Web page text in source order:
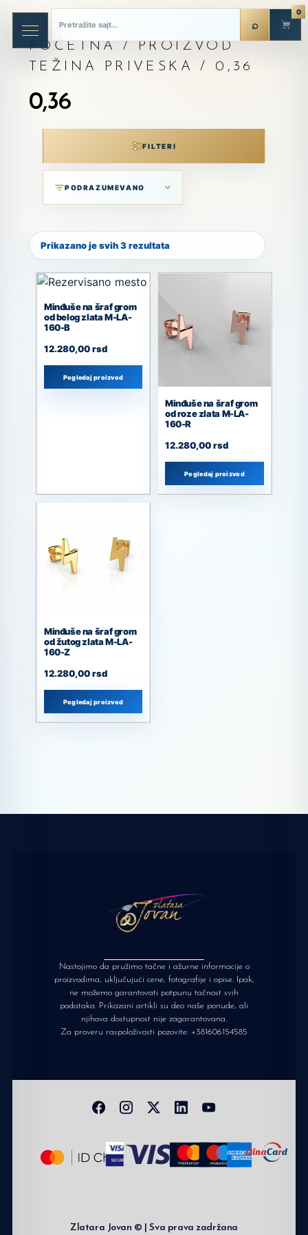
POČETNA
/ PROIZVOD
TEŽINA PRIVESKA / 0,36
0,36
FILTERI
Prikazano je svih 3 rezultata
Minđuše na šraf grom
od belog zlata M-LA-
160-B
12.280,00rsd
Pogledaj proizvod
Minđuše na šraf grom
od roze zlata M-LA-
160-R
12.280,00rsd
Pogledaj proizvod
Minđuše na šraf grom
od žutog zlata M-LA-
160-Z
12.280,00rsd
Pogledaj proizvod
Nastojimo da pružimo tačne i ažurne informacije o
proizvodima, uključujući cene, fotografije i opise. Ipak,
ne možemo garantovati potpunu tačnost svih
podataka. Prikazani artikli su deo naše ponude, ali
njihova dostupnost nije zagarantovana.
Za proveru raspoloživosti pozovite: +381606154585
Zlatara Jovan © | Sva prava zadržana
0